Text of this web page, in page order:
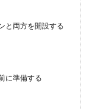
と両方を開設する
に準備する